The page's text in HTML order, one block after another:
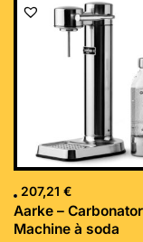
207,21 €
Aarke –
Machine à soda